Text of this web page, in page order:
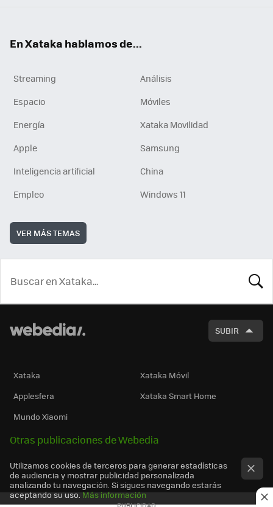
En Xataka hablamos de...
Streaming
Análisis
Espacio
Móviles
Energía
Xataka Movilidad
Apple
Samsung
Inteligencia artificial
China
Empleo
Windows 11
VER MÁS TEMAS
SUBIR
Xataka
Xataka Móvil
Applesfera
Xataka Smart Home
Mundo Xiaomi
Otras publicaciones de Webedia
Utilizamos cookies de terceros para generar estadísticas
de audiencia y mostrar publicidad personalizada
analizando tu navegación. Si sigues navegando estarás
aceptando su uso. Más información